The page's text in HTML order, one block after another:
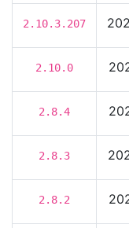
2.10.3.207
2.10.0
2.8.4
2.8.3
2.8.2